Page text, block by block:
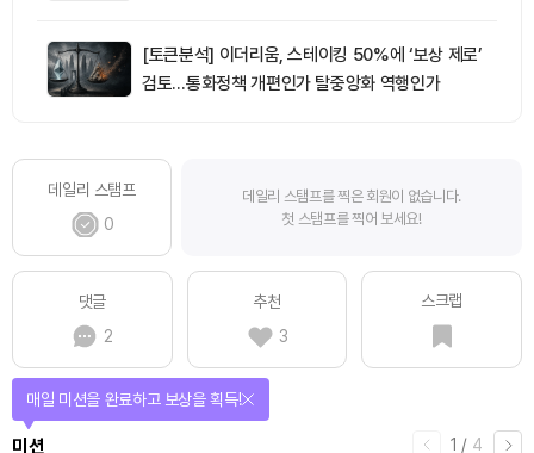
[토큰분석] 이더리움, 스테이킹 50%에 ‘보상 제로’
검토…통화정책 개편인가 탈중앙화 역행인가
데일리 스탬프
0
데일리 스탬프를 찍은 회원이 없습니다.
첫 스탬프를 찍어 보세요!
댓글
2
추천
3
스크랩
1 / 4
미션
매일 미션을 완료하고 보상을 획득!